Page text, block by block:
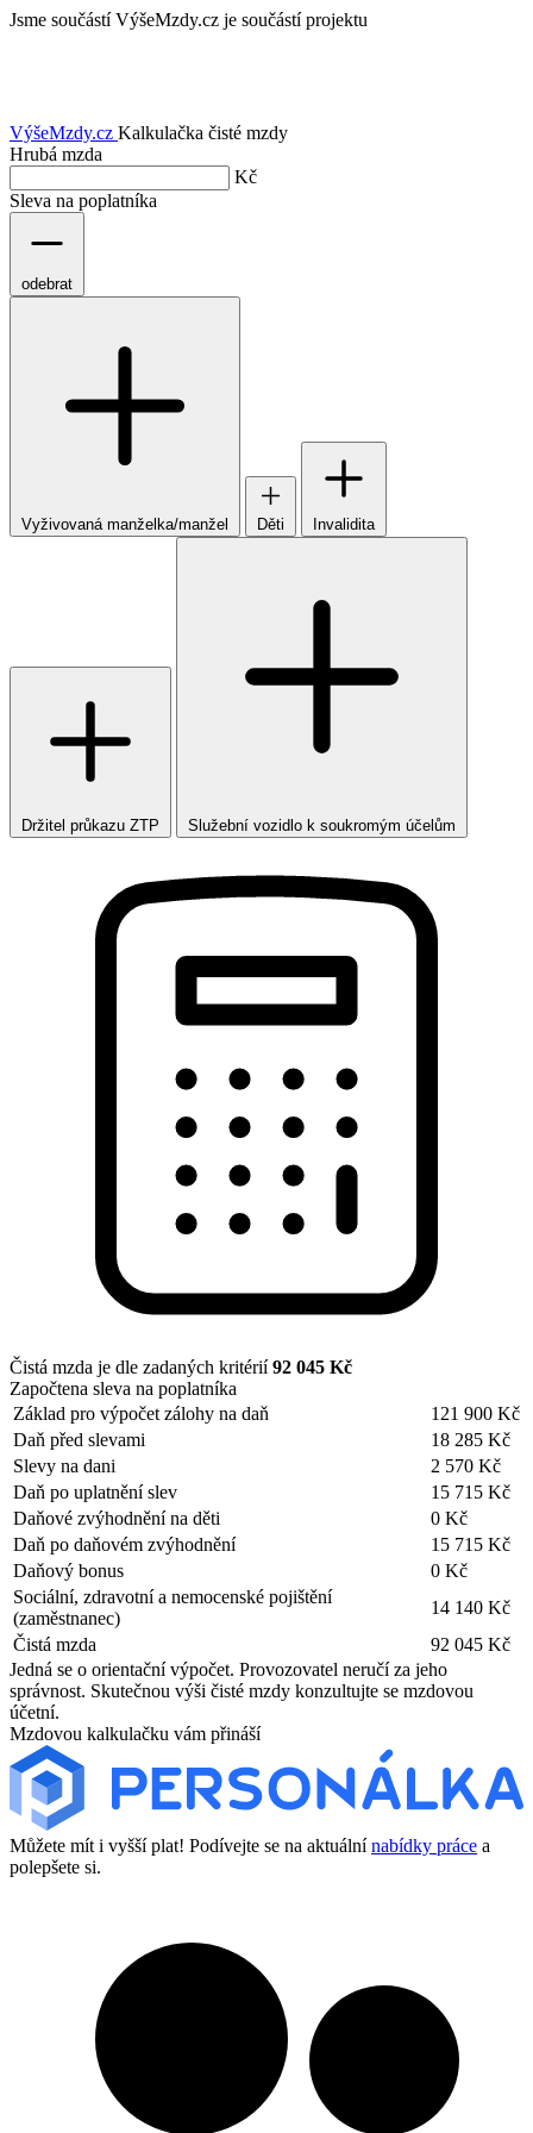
Jsme součástí VýšeMzdy.cz je součástí projektu
VýšeMzdy.cz Kalkulačka čisté mzdy
Hrubá mzda
Kč
Sleva na poplatníka
odebrat
Vyživovaná manželka/manžel Děti Invalidita
Držitel průkazu ZTP Služební vozidlo k soukromým účelům
Čistá mzda je dle zadaných kritérií92 045 Kč
Započtena sleva na poplatníka
Základ pro výpočet zálohy na daň
121 900 Kč
Daň před slevami
18 285 Kč
Slevy na dani
2 570 Kč
Daň po uplatnění slev
15 715 Kč
Daňové zvýhodnění na děti
0 Kč
Daň po daňovém zvýhodnění
15 715 Kč
Daňový bonus
0 Kč
Sociální, zdravotní a nemocenské pojištění
(zaměstnanec)
14 140 Kč
Čistá mzda
92 045 Kč
Jedná se o orientační výpočet. Provozovatel neručí za jeho
správnost. Skutečnou výši čisté mzdy konzultujte se mzdovou
účetní.
Mzdovou kalkulačku vám přináší
Můžete mít i vyšší plat! Podívejte se na aktuálnínabídky práce a
polepšete si.